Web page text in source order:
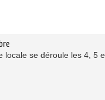
locale se déroule les 4, 5